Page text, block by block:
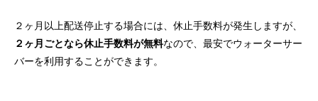
２ヶ月以上配送停止する場合には、休止手数料が発生しますが、
２ヶ月ごとなら休止手数料が無料なので、最安でウォーターサー
バーを利用することができます。